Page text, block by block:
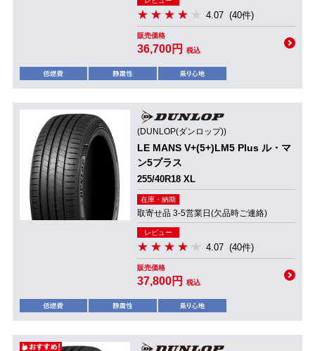
4.07 (40件)
販売価格
36,700円 税込
(DUNLOP(ダンロップ))
LE MANS V+(5+)LM5 Plus ル・マ
ン5プラス
255/40R18 XL
在庫・納期
取寄せ品 3-5営業日(欠品時ご連絡)
レビュー
4.07 (40件)
販売価格
37,800円 税込